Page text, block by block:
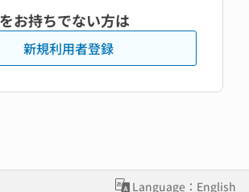
お持ちでない方は
新規利用者登録
Language：English